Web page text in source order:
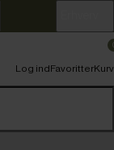
Log indFavoritterKurv